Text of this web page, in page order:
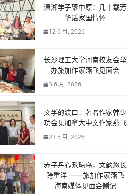
潇湘学子聚中原：几十载芳
华话家国情怀
12 6 月, 2026
长沙理工大学河南校友会举
办旅加作家燕飞见面会
3 6 月, 2026
文学的渡口：著名作家韩少
功会见加拿大中文作家燕飞
23 5 月, 2026
赤子丹心系琼岛，文韵悠长
跨重洋 ——旅加作家燕飞
海南媒体见面会侧记